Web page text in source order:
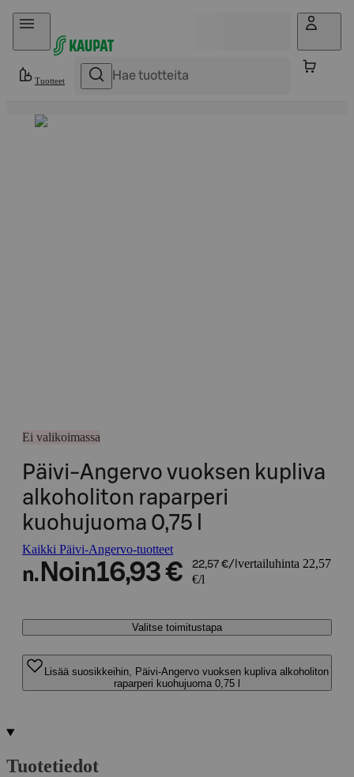
Hyppää sisältöön
Tuotteet
Ei valikoimassa
Päivi-Angervo vuoksen kupliva
alkoholiton raparperi
kuohujuoma 0,75 l
Kaikki Päivi-Angervo-tuotteet
n. Noin16,93 € 22,57 €/l vertailuhinta 22,57
€/l
Valitse toimitustapa
Lisää suosikkeihin, Päivi-Angervo vuoksen kupliva alkoholiton
raparperi kuohujuoma 0,75 l
Tuotetiedot